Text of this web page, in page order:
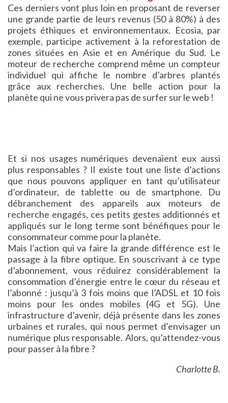
Ces derniers vont plus loin en proposant de reverser
une grande partie de leurs revenus (50 à 80%) à des
projets éthiques et environnementaux. Ecosia, par
exemple, participe activement à la reforestation de
zones situées en Asie et en Amérique du Sud. Le
moteur de recherche comprend même un compteur
individuel qui affiche le nombre d’arbres plantés
grâce aux recherches. Une belle action pour la
planète qui ne vous privera pas de surfer sur le web !
Et si nos usages numériques devenaient eux aussi
plus responsables ? Il existe tout une liste d’actions
que nous pouvons appliquer en tant qu’utilisateur
d’ordinateur, de tablette ou de smartphone. Du
débranchement des appareils aux moteurs de
recherche engagés, ces petits gestes additionnés et
appliqués sur le long terme sont bénéfiques pour le
consommateur comme pour la planète.
Mais l’action qui va faire la grande différence est le
passage à la fibre optique. En souscrivant à ce type
d’abonnement, vous réduirez considérablement la
consommation d’énergie entre le cœur du réseau et
l’abonné : jusqu’à 3 fois moins que l’ADSL et 10 fois
moins pour les ondes mobiles (4G et 5G). Une
infrastructure d’avenir, déjà présente dans les zones
urbaines et rurales, qui nous permet d’envisager un
numérique plus responsable. Alors, qu’attendez-vous
pour passer à la fibre ?
Charlotte B.